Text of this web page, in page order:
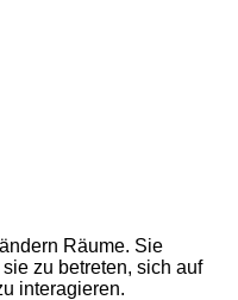
Räume. Sie
zu betreten, sich auf
interagieren.